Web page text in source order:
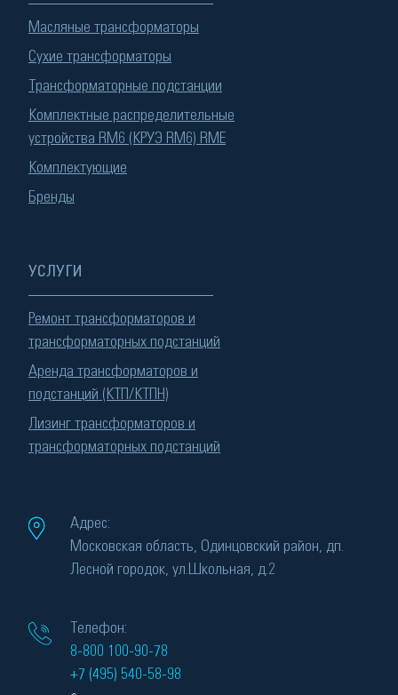
Масляные трансформаторы
Сухие трансформаторы
Трансформаторные подстанции
Комплектные распределительные
устройства RM6 (КРУЭ RM6) RME
Комплектующие
Бренды
УСЛУГИ
Ремонт трансформаторов и
трансформаторных подстанций
Аренда трансформаторов и
подстанций (КТП/КТПН)
Лизинг трансформаторов и
трансформаторных подстанций
Адрес:
Московская область, Одинцовский район, дп.
Лесной городок, ул.Школьная, д.2
Телефон:
8-800 100-90-78
+7 (495) 540-58-98